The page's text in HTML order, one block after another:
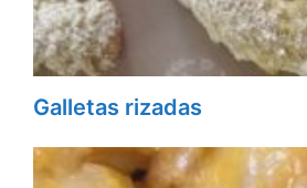
Galletas rizadas